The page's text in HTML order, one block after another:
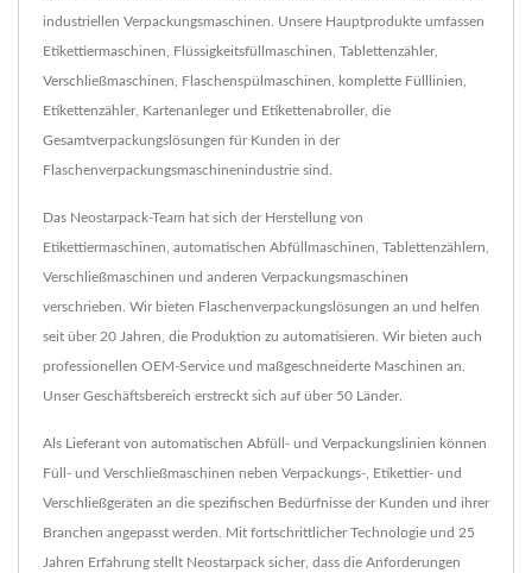
industriellen Verpackungsmaschinen. Unsere Hauptprodukte umfassen
Etikettiermaschinen, Flüssigkeitsfüllmaschinen, Tablettenzähler,
Verschließmaschinen, Flaschenspülmaschinen, komplette Fülllinien,
Etikettenzähler, Kartenanleger und Etikettenabroller, die
Gesamtverpackungslösungen für Kunden in der
Flaschenverpackungsmaschinenindustrie sind.
Das Neostarpack-Team hat sich der Herstellung von
Etikettiermaschinen, automatischen Abfüllmaschinen, Tablettenzählern,
Verschließmaschinen und anderen Verpackungsmaschinen
verschrieben. Wir bieten Flaschenverpackungslösungen an und helfen
seit über 20 Jahren, die Produktion zu automatisieren. Wir bieten auch
professionellen OEM-Service und maßgeschneiderte Maschinen an.
Unser Geschäftsbereich erstreckt sich auf über 50 Länder.
Als Lieferant von automatischen Abfüll- und Verpackungslinien können
Füll- und Verschließmaschinen neben Verpackungs-, Etikettier- und
Verschließgeräten an die spezifischen Bedürfnisse der Kunden und ihrer
Branchen angepasst werden. Mit fortschrittlicher Technologie und 25
Jahren Erfahrung stellt Neostarpack sicher, dass die Anforderungen